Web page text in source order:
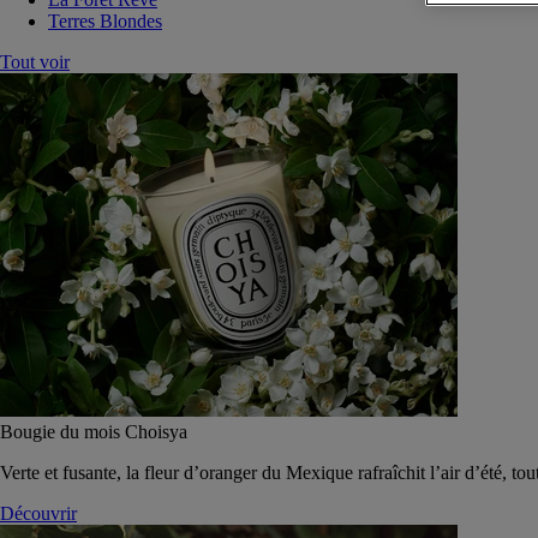
Terres Blondes
Tout voir
Bougie du mois Choisya
Verte et fusante, la fleur d’oranger du Mexique rafraîchit l’air d’été,
Découvrir